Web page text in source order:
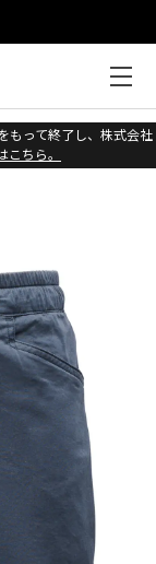
もって終了し、株式会社
こちら。
> ショーツ